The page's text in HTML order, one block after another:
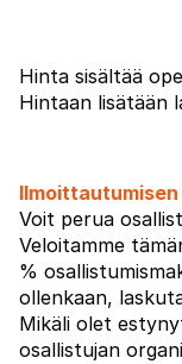
Hinta sisältää
Hintaan lisätään
Voit perua
Veloitamme
%
ollenkaan,
Mikäli olet
osallistujan